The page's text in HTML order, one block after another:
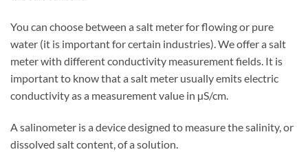
You can choose between a salt meter for flowing or pure
water (it is important for certain industries). We offer a salt
meter with different conductivity measurement fields. It is
important to know that a salt meter usually emits electric
conductivity as a measurement value in µS/cm.
A salinometer is a device designed to measure the salinity, or
dissolved salt content, of a solution.